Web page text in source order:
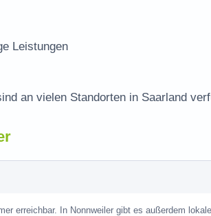
Leistungen
an vielen Standorten in Saarland
erreichbar. In Nonnweiler gibt es außerdem